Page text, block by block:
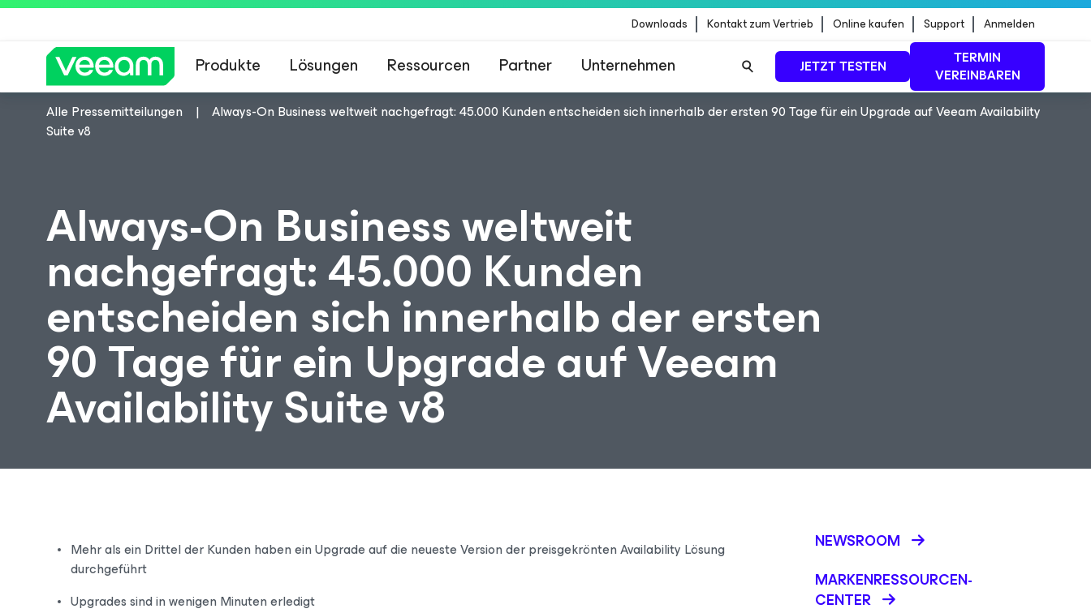
Downloads Kontakt zum Vertrieb Online kaufen Support Anmelden
Produkte Lösungen Ressourcen Partner Unternehmen JETZT TESTEN
TERMIN
VEREINBAREN
Alle Pressemitteilungen
Always-On Business weltweit nachgefragt: 45.000 Kunden entscheiden sich innerhalb der ersten 90 Tage für ein Upgrade auf Veeam Availability
Suite v8
Always-On Business weltweit
nachgefragt: 45.000 Kunden
entscheiden sich innerhalb der ersten
90 Tage für ein Upgrade auf Veeam
Availability Suite v8
Mehr als ein Drittel der Kunden haben ein Upgrade auf die neueste Version der preisgekrönten Availability Lösung
durchgeführt
Upgrades sind in wenigen Minuten erledigt
NEWSROOM
MARKENRESSOURCEN-
CENTER